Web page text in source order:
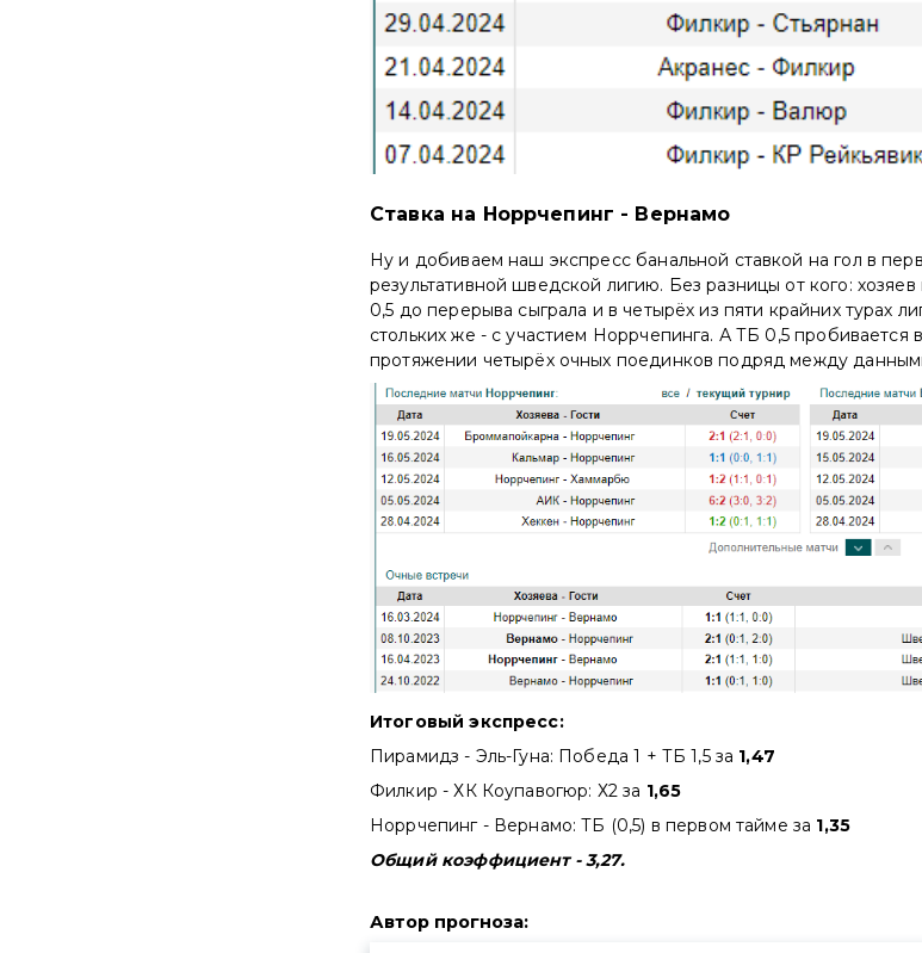
Ставка на Норрчепинг - Вернамо
Ну и добиваем наш экспресс банальной ставкой на гол в
результативной шведской лигию. Без разницы от кого:
0,5 до перерыва сыграла и в четырёх из пяти крайних турах
стольких же - с участием Норрчепинга. А ТБ 0,5 пробивается
протяжении четырёх очных поединков подряд между
Итоговый экспресс:
Пирамидз - Эль-Гуна: Победа 1 + ТБ 1,5 за 1,47
Филкир - ХК Коупавогюр: Х2 за 1,65
Норрчепинг - Вернамо: ТБ (0,5) в первом тайме за 1,35
Общий коэффициент - 3,27.
Автор прогноза: